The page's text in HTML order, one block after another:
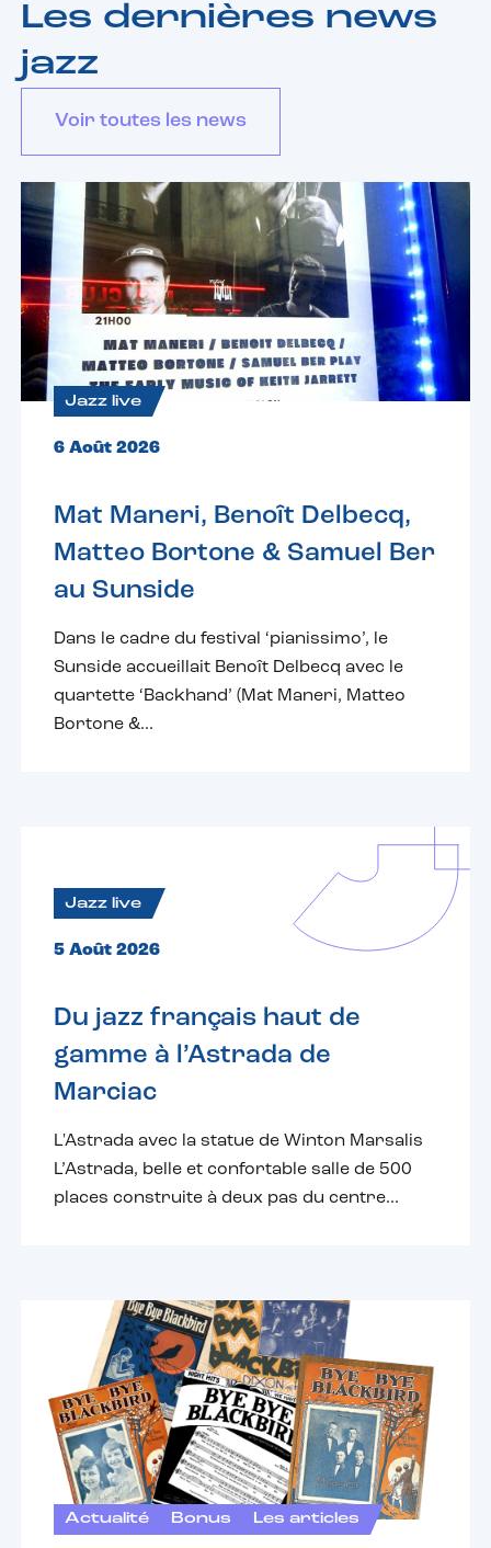
Les dernières news
jazz
Voir toutes les news
Jazz live
6 Août 2026
Mat Maneri, Benoît Delbecq,
Matteo Bortone & Samuel Ber
au Sunside
Dans le cadre du festival ‘pianissimo’, le
Sunside accueillait Benoît Delbecq avec le
quartette ‘Backhand’ (Mat Maneri, Matteo
Bortone &...
Jazz live
5 Août 2026
Du jazz français haut de
gamme à l’Astrada de
Marciac
L'Astrada avec la statue de Winton Marsalis
L’Astrada, belle et confortable salle de 500
places construite à deux pas du centre...
Actualité Bonus Les articles